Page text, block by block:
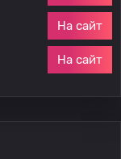
На сайт
На сайт